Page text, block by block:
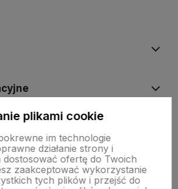
plikami cookie
im technologie
działanie strony i
dostosować ofertę do Twoich
zaakceptować wykorzystanie
tych plików i przejść do